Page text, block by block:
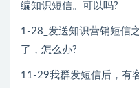
编知识短信。可以吗?
1-28_发送知识营销短信
了，怎么办?
11-29我群发短信后，有